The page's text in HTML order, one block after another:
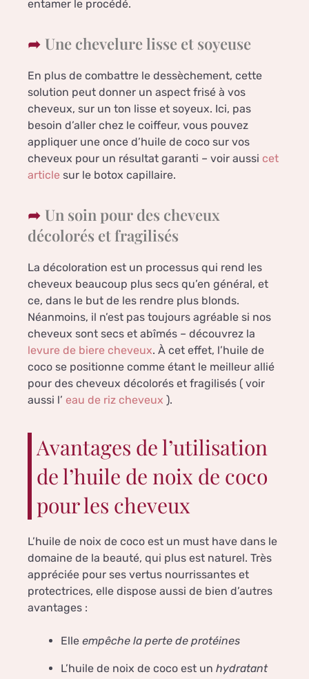
entamer le procédé.
Une chevelure lisse et soyeuse
En plus de combattre le dessèchement, cette
solution peut donner un aspect frisé à vos
cheveux, sur un ton lisse et soyeux. Ici, pas
besoin d’aller chez le coiffeur, vous pouvez
appliquer une once d’huile de coco sur vos
cheveux pour un résultat garanti – voir aussi cet
article sur le botox capillaire.
Un soin pour des cheveux
décolorés et fragilisés
La décoloration est un processus qui rend les
cheveux beaucoup plus secs qu’en général, et
ce, dans le but de les rendre plus blonds.
Néanmoins, il n’est pas toujours agréable si nos
cheveux sont secs et abîmés – découvrez la
levure de biere cheveux. À cet effet, l’huile de
coco se positionne comme étant le meilleur allié
pour des cheveux décolorés et fragilisés ( voir
aussi l’ eau de riz cheveux ).
Avantages de l’utilisation
de l’huile de noix de coco
pour les cheveux
L’huile de noix de coco est un must have dans le
domaine de la beauté, qui plus est naturel. Très
appréciée pour ses vertus nourrissantes et
protectrices, elle dispose aussi de bien d’autres
avantages :
Elle empêche la perte de protéines
L’huile de noix de coco est un hydratant